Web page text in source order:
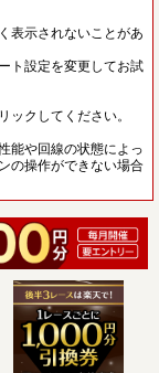
表示されないことがあ
ト設定を変更してお試
ックしてください。
能や回線の状態によっ
の操作ができない場合